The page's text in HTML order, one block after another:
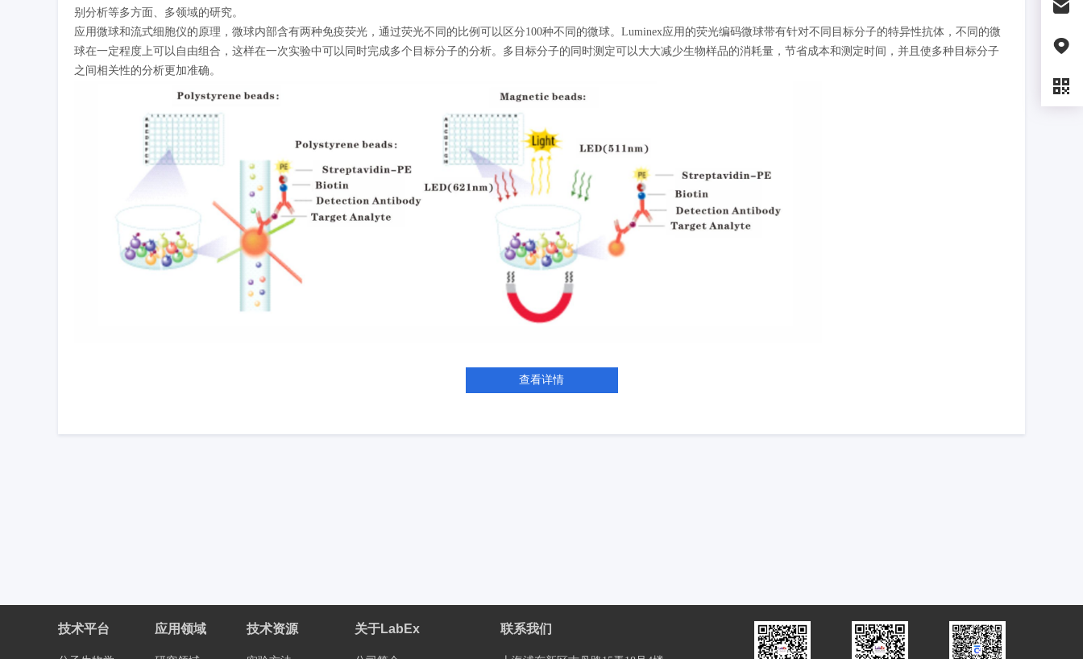
别分析等多方面、多领域的研究。
应用微球和流式细胞仪的原理，微球内部含有两种免疫荧光，通过荧光不同的比例可以区分100种不同的微球。Luminex应用的荧光编码微球带有针对不同目标分子的特异性抗体，不同的微
球在一定程度上可以自由组合，这样在一次实验中可以同时完成多个目标分子的分析。多目标分子的同时测定可以大大减少生物样品的消耗量，节省成本和测定时间，并且使多种目标分子
之间相关性的分析更加准确。
查看详情
技术平台 应用领域 技术资源 关于LabEx 联系我们